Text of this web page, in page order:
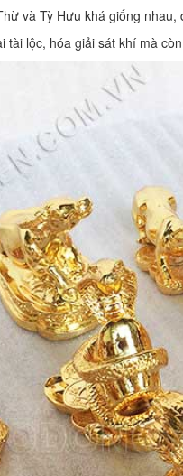
và Tỳ Hưu khá giống nhau,
tài lộc, hóa giải sát khí mà